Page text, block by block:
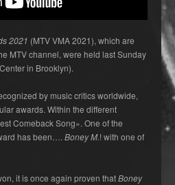
2021 (MTV VMA 2021), which are
MTV channel, were held last Sunday
in Brooklyn).
by music critics worldwide,
awards. Within the different
Comeback Song». One of the
has been…. Boney M.! with one of
it is once again proven thatBoney